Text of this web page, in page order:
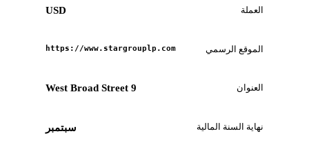
العملة USD
الموقع الرسمي https://www.stargrouplp.com
العنوان 9 West Broad Street
نهاية السنة المالية سبتمبر